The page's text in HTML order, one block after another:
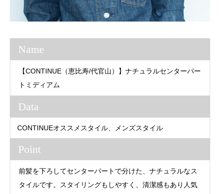
Name
【CONTINUE（恵比寿/代官山）】ナチュラルセンターパー
トミディアム
Data
CONTINUEオススメスタイル、メンズスタイル
Point
前髪を下ろしてセンターパートで分けた、ナチュラルなス
タイルです。スタイリングもしやすく、清潔感もあり人気